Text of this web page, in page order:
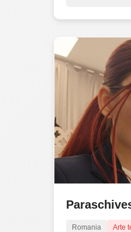
Romania Arte